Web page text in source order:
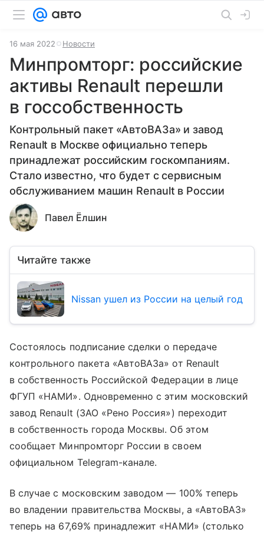
16 мая 2022 Новости
Минпромторг: российские
активы Renault перешли
в госсобственность
Контрольный пакет «АвтоВАЗа» и завод
Renault в Москве официально теперь
принадлежат российским госкомпаниям.
Стало известно, что будет с сервисным
обслуживанием машин Renault в России
Павел Ёлшин
Читайте также
Nissan ушел из России на целый год
Состоялось подписание сделки о передаче
контрольного пакета «АвтоВАЗа» от Renault
в собственность Российской Федерации в лице
ФГУП «НАМИ». Одновременно с этим московский
завод Renault (ЗАО «Рено Россия») переходит
в собственность города Москвы. Об этом
сообщает Минпромторг России в своем
официальном Telegram-канале.
В случае с московским заводом — 100% теперь
во владении правительства Москвы, а «АвтоВАЗ»
теперь на 67,69% принадлежит «НАМИ» (столько